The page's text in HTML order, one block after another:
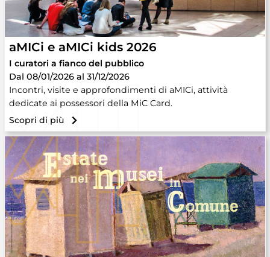
aMICi e aMICi kids 2026
I curatori a fianco del pubblico
Dal 08/01/2026 al 31/12/2026
Incontri, visite e approfondimenti di aMICi, attività
dedicate ai possessori della MiC Card.
Scopri di più